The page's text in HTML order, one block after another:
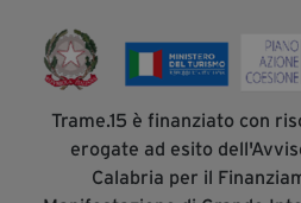
Trame.15 è finanziato con
erogate ad esito
Calabria per il